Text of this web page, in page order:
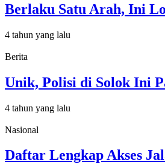
Berlaku Satu Arah, Ini
4 tahun yang lalu
Berita
Unik, Polisi di Solok Ini
4 tahun yang lalu
Nasional
Daftar Lengkap Akses